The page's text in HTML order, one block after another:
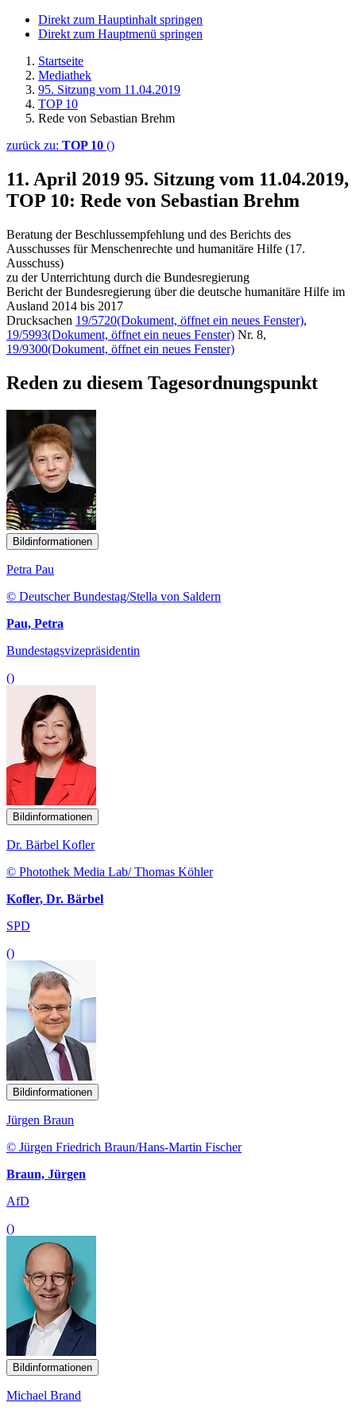
Direkt zum Hauptinhalt springen
Direkt zum Hauptmenü springen
Startseite
Mediathek
95. Sitzung vom 11.04.2019
TOP 10
Rede von Sebastian Brehm
zurück zu: TOP 10 ()
11. April 2019 95. Sitzung vom 11.04.2019,
TOP 10: Rede von Sebastian Brehm
Beratung der Beschlussempfehlung und des Berichts des
Ausschusses für Menschenrechte und humanitäre Hilfe (17.
Ausschuss)
zu der Unterrichtung durch die Bundesregierung
Bericht der Bundesregierung über die deutsche humanitäre Hilfe im
Ausland 2014 bis 2017
Drucksachen 19/5720(Dokument, öffnet ein neues Fenster),
19/5993(Dokument, öffnet ein neues Fenster) Nr. 8,
19/9300(Dokument, öffnet ein neues Fenster)
Reden zu diesem Tagesordnungspunkt
Bildinformationen
Petra Pau
© Deutscher Bundestag/Stella von Saldern
Pau, Petra
Bundestagsvizepräsidentin
()
Bildinformationen
Dr. Bärbel Kofler
© Photothek Media Lab/ Thomas Köhler
Kofler, Dr. Bärbel
SPD
()
Bildinformationen
Jürgen Braun
© Jürgen Friedrich Braun/Hans-Martin Fischer
Braun, Jürgen
AfD
()
Bildinformationen
Michael Brand